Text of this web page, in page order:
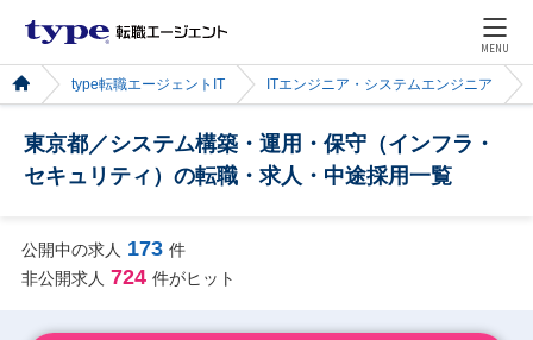
MENU
type転職エージェントIT ITエンジニア・システムエンジニア
東京都／システム構築・運用・保守（インフラ・
セキュリティ）の転職・求人・中途採用一覧
公開中の求人 173 件
非公開求人 724 件がヒット